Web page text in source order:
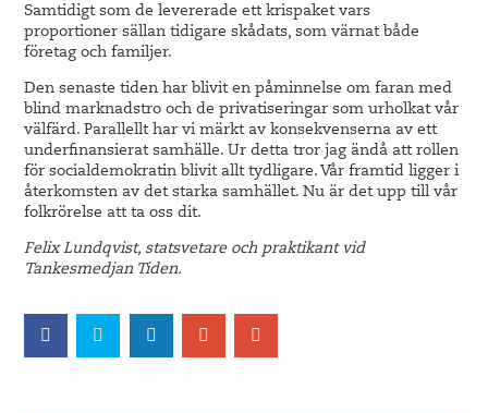
Samtidigt som de levererade ett krispaket vars
proportioner sällan tidigare skådats, som värnat både
företag och familjer.
Den senaste tiden har blivit en påminnelse om faran med
blind marknadstro och de privatiseringar som urholkat vår
välfärd. Parallellt har vi märkt av konsekvenserna av ett
underfinansierat samhälle. Ur detta tror jag ändå att rollen
för socialdemokratin blivit allt tydligare. Vår framtid ligger i
återkomsten av det starka samhället. Nu är det upp till vår
folkrörelse att ta oss dit.
Felix Lundqvist, statsvetare och praktikant vid
Tankesmedjan Tiden.